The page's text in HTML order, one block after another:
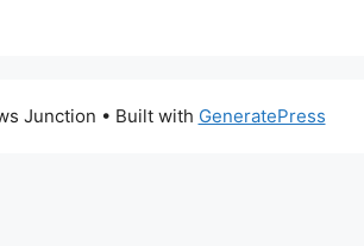
Junction • Built with GeneratePress